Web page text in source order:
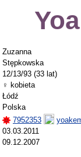
Zuzanna
Stępkowska
12/13/93 (33 lat)
♀ kobieta
Łódź
Polska
7952353
03.03.2011
09.12.2007